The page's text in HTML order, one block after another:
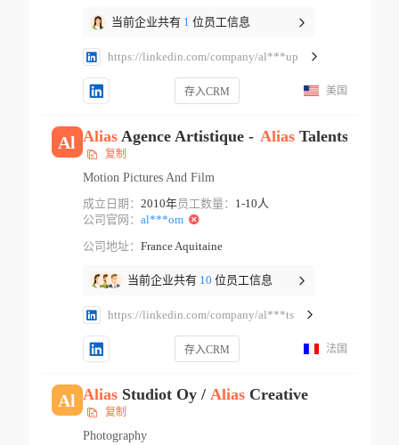
当前企业共有 1 位员工信息
https://linkedin.com/company/al***up
存入CRM 美国
Al AliasAgence Artistique - AliasTalents
复制
Motion Pictures And Film
成立日期： 2010年员工数量： 1-10人
公司官网： al***om
公司地址： France Aquitaine
当前企业共有 10 位员工信息
https://linkedin.com/company/al***ts
存入CRM 法国
Al Alias Studiot Oy / AliasCreative
复制
Photography